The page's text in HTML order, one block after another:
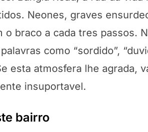
Neones, graves
o braco a cada tres passos.
como “sordido”,
esta atmosfera lhe agrada,
insuportavel.
bairro